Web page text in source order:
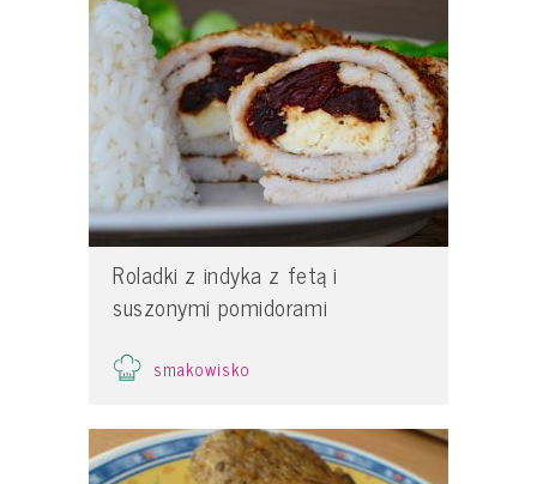
Roladki z indyka z fetą i
suszonymi pomidorami
smakowisko